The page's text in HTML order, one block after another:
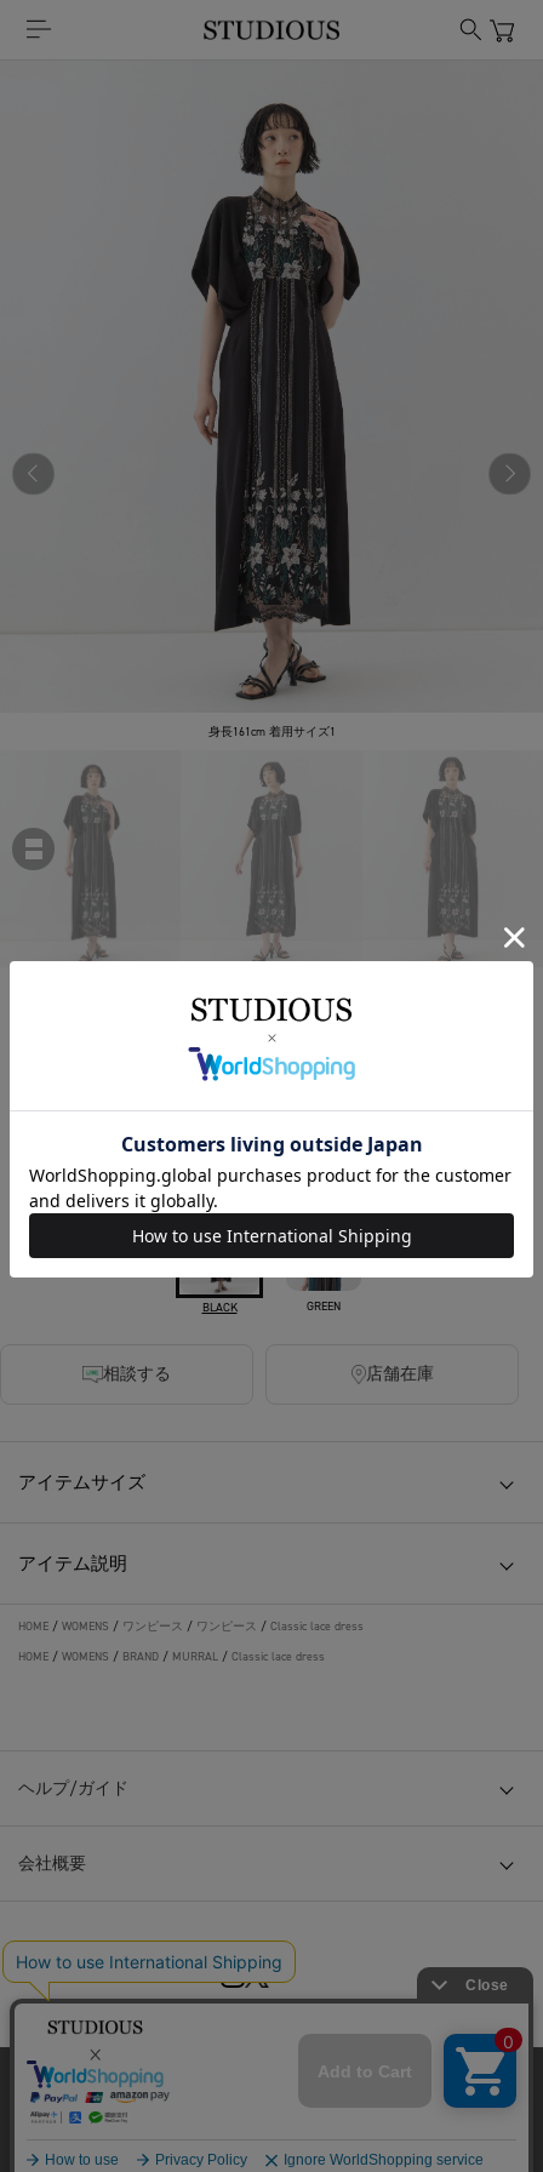
身長161cm 着用サイズ1
MURRAL
￥68,200
カラー
BLACK GREEN
相談する 店舗在庫
アイテムサイズ
アイテム説明
HOME / WOMENS / ワンピース / ワンピース / Classic lace dress
HOME / WOMENS / BRAND / MURRAL / Classic lace dress
ヘルプ/ガイド
会社概要
© TOKYO BASE CO., LTD
当サイトはクッキー(cookie)を使用します。クッキーはサイト内
の一部の機能および、サイトの使用状況の分析からマーケティ
ング活動に利用することを目的としています。
プライバシーポリシーはこちら